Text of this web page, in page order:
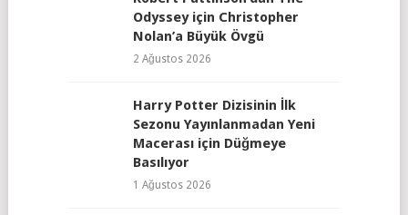
Odyssey için Christopher
Nolan’a Büyük Övgü
2 Ağustos 2026
Harry Potter Dizisinin İlk
Sezonu Yayınlanmadan Yeni
Macerası için Düğmeye
Basılıyor
1 Ağustos 2026